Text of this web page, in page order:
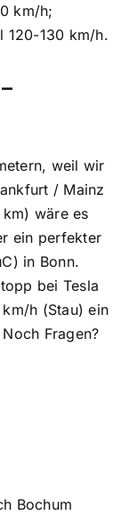
km/h;
120-130 km/h.
weil wir
/ Mainz
wäre es
ein perfekter
in Bonn.
bei Tesla
h (Stau) ein
Noch Fragen?
Bochum